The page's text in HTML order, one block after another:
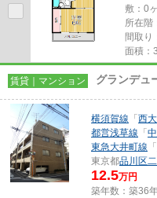
敷：0
所在階
間取り
面積：
賃貸｜マンション グランデュ
横須賀線 「 西
都営浅草線 「
東急大井町線 「
東京都品川区
12.5万円
築年数：築36